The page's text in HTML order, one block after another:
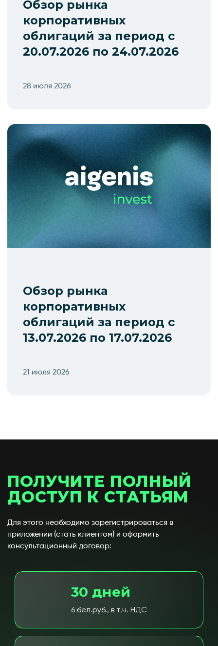
Обзор рынка
корпоративных
облигаций за период с
20.07.2026 по 24.07.2026
28 июля 2026
Обзор рынка
корпоративных
облигаций за период с
13.07.2026 по 17.07.2026
21 июля 2026
ПОЛУЧИТЕ ПОЛНЫЙ
ДОСТУП К СТАТЬЯМ
Для этого необходимо зарегистрироваться в
приложении (стать клиентом) и оформить
консультационный договор:
30 дней
6 бел.руб., в т.ч. НДС